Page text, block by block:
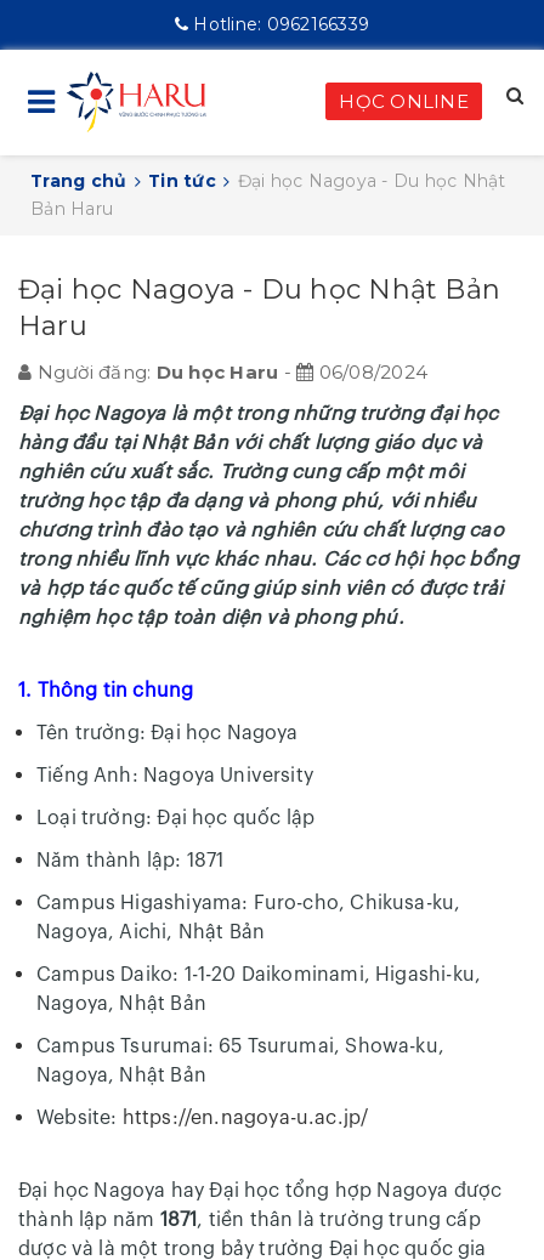
Hotline: 0962166339
HỌC ONLINE
Trang chủ Tin tức
Đại học Nagoya - Du học Nhật
Bản Haru
Đại học Nagoya - Du học Nhật Bản
Haru
Người đăng: Du học Haru - 06/08/2024
Đại học Nagoya là một trong những trường đại học
hàng đầu tại Nhật Bản với chất lượng giáo dục và
nghiên cứu xuất sắc. Trường cung cấp một môi
trường học tập đa dạng và phong phú, với nhiều
chương trình đào tạo và nghiên cứu chất lượng cao
trong nhiều lĩnh vực khác nhau. Các cơ hội học bổng
và hợp tác quốc tế cũng giúp sinh viên có được trải
nghiệm học tập toàn diện và phong phú.
1. Thông tin chung
Tên trường: Đại học Nagoya
Tiếng Anh: Nagoya University
Loại trường: Đại học quốc lập
Năm thành lập: 1871
Campus Higashiyama: Furo-cho, Chikusa-ku,
Nagoya, Aichi, Nhật Bản
Campus Daiko: 1-1-20 Daikominami, Higashi-ku,
Nagoya, Nhật Bản
Campus Tsurumai: 65 Tsurumai, Showa-ku,
Nagoya, Nhật Bản
Website: https://en.nagoya-u.ac.jp/
Đại học Nagoya hay Đại học tổng hợp Nagoya được
thành lập năm 1871 , tiền thân là trường trung cấp
dược và là một trong bảy trường Đại học quốc gia